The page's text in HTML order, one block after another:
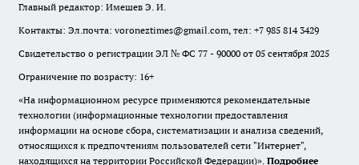
Главный редактор: Имешев Э. И.
Контакты: Эл.почта: voroneztimes@gmail.com, тел: +7 985 814 3429
Свидетельство о регистрации ЭЛ № ФС 77 - 90000 от 05 сентября 2025
Ограничение по возрасту: 16+
«На информационном ресурсе применяются рекомендательные
технологии (информационные технологии предоставления
информации на основе сбора, систематизации и анализа сведений,
относящихся к предпочтениям пользователей сети "Интернет",
находящихся на территории Российской Федерации)». Подробнее